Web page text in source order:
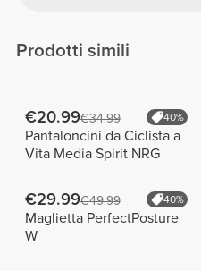
Prodotti simili
€20.99€34.99 40%
Pantaloncini da Ciclista a
Vita Media Spirit NRG
€29.99€49.99 40%
Maglietta PerfectPosture
W